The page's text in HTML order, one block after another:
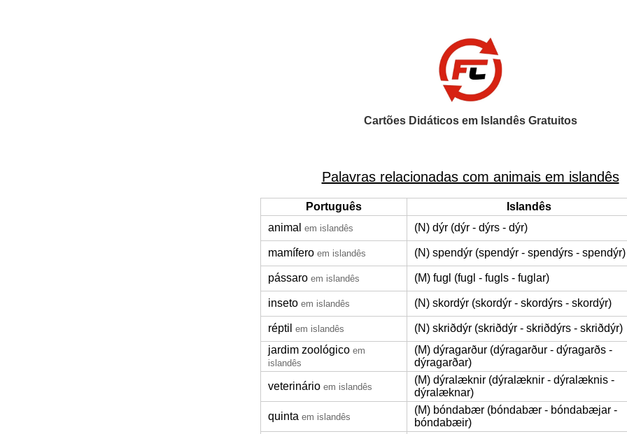
Cartões Didáticos em Islandês Gratuitos
Palavras relacionadas com animais em islandês
Português
Islandês
animal em islandês (N) dýr (dýr - dýrs - dýr)
mamífero em islandês (N) spendýr (spendýr - spendýrs - spendýr)
pássaro em islandês (M) fugl (fugl - fugls - fuglar)
inseto em islandês (N) skordýr (skordýr - skordýrs - skordýr)
réptil em islandês
(N) skriðdýr (skriðdýr - skriðdýrs - skriðdýr)
jardim zoológico em
islandês
(M) dýragarður (dýragarður - dýragarðs -
dýragarðar)
veterinário em islandês
(M) dýralæknir (dýralæknir - dýralæknis -
dýralæknar)
quinta em islandês
(M) bóndabær (bóndabær - bóndabæjar -
bóndabæir)